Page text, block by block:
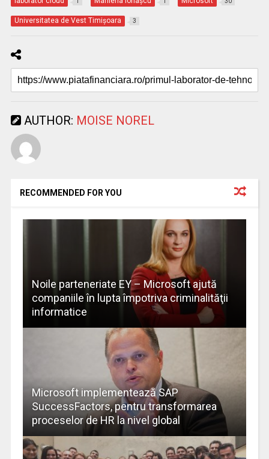
Universitatea de Vest Timişoara 3
AUTHOR: MOISE NOREL
RECOMMENDED FOR YOU
Noile parteneriate EY – Microsoft ajută
companiile în lupta împotriva criminalităţii
informatice
Microsoft implementează SAP
SuccessFactors, pentru transformarea
proceselor de HR la nivel global